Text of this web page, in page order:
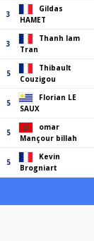
3
Gildas
HAMET
3
Thanh lam
Tran
5
Thibault
Couzigou
5
Florian LE
SAUX
5
omar
Mançour billah
5
Kevin
Brogniart